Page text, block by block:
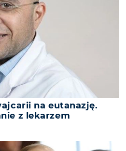
na eutanazję.
z lekarzem